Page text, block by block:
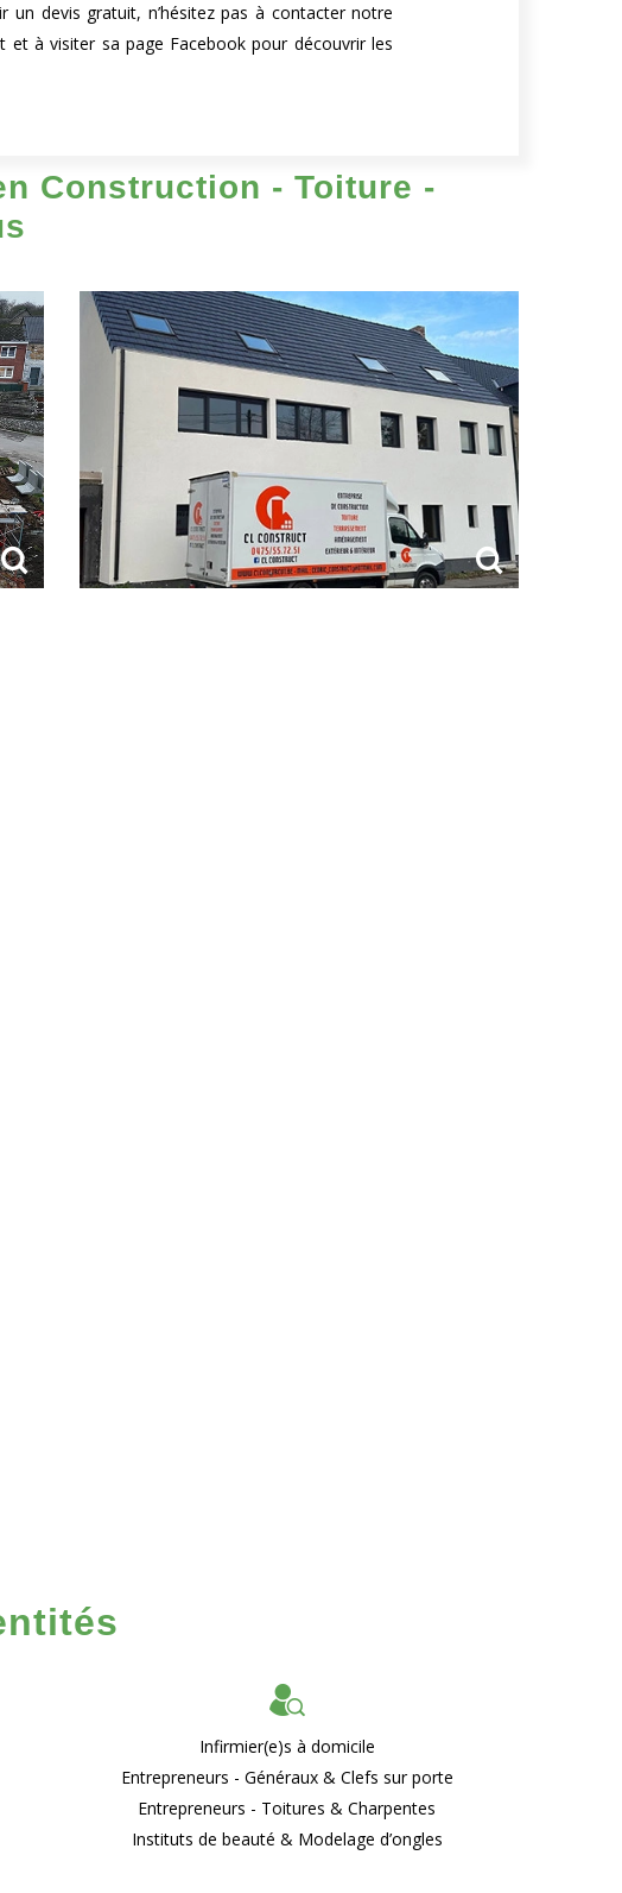
devis gratuit, n’hésitez pas à contacter notre
à visiter sa page Facebook pour découvrir les
Construction - Toiture -
Infirmier(e)s à domicile
Entrepreneurs - Généraux & Clefs sur porte
Entrepreneurs - Toitures & Charpentes
Instituts de beauté & Modelage d’ongles